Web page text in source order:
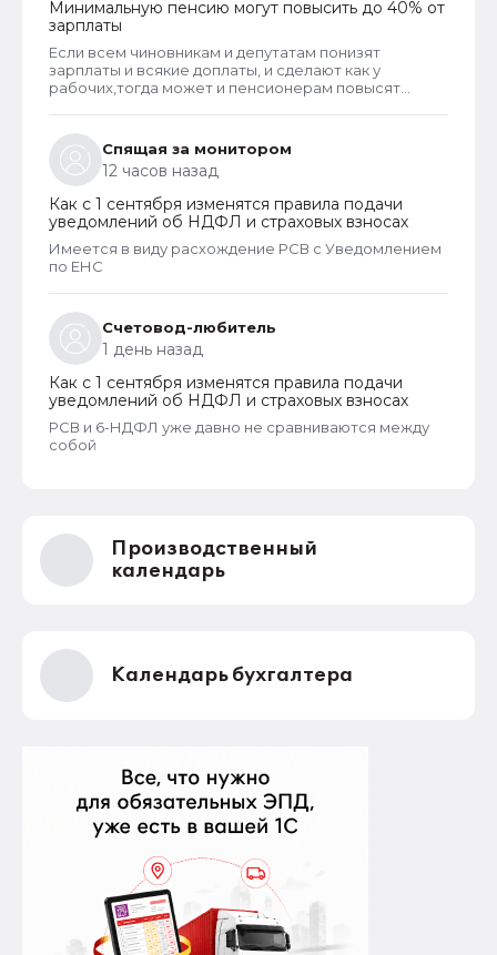
Минимальную пенсию могут повысить до 40% от
зарплаты
Если всем чиновникам и депутатам понизят
зарплаты и всякие доплаты, и сделают как у
рабочих,тогда может и пенсионерам повысят
Спящая за монитором
12 часов назад
Как с 1 сентября изменятся правила подачи
уведомлений об НДФЛ и страховых взносах
Имеется в виду расхождение РСВ с Уведомлением
по ЕНС
Счетовод-любитель
1 день назад
Как с 1 сентября изменятся правила подачи
уведомлений об НДФЛ и страховых взносах
РСВ и 6-НДФЛ уже давно не сравниваются между
собой
Производственный
календарь
Календарь бухгалтера